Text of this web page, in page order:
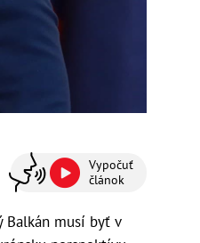
Vypočuť
článok
Balkán musí byť v